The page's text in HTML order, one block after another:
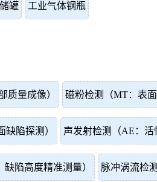
罐 工业气体钢瓶
质量成像） 磁粉检测（MT：表
陷探测） 声发射检测（AE：活
陷高度精准测量） 脉冲涡流检